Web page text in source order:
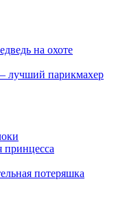
на охоте
парикмахер
принцесса
потеряшка